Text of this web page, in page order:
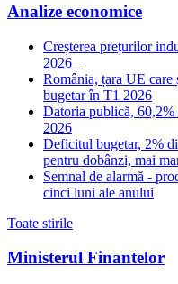
Analize economice
Creșterea prețurilor
2026
România, țara UE
bugetar în T1 2026
Datoria publică,
2026
Deficitul bugetar, 2%
pentru dobânzi, mai
Semnal de alarmă -
cinci luni ale anului
Toate stirile
Ministerul Finantelor